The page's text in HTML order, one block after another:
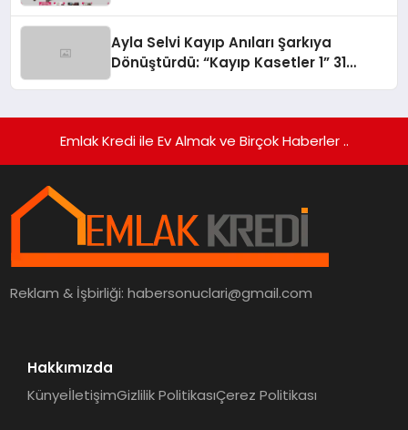
Ayla Selvi Kayıp Anıları Şarkıya
Dönüştürdü: “Kayıp Kasetler 1” 31
Emlak Kredi ile Ev Almak ve Birçok Haberler ..
Reklam & İşbirliği:habersonuclari@gmail.com
Hakkımızda
KünyeİletişimGizlilik PolitikasıÇerez Politikası